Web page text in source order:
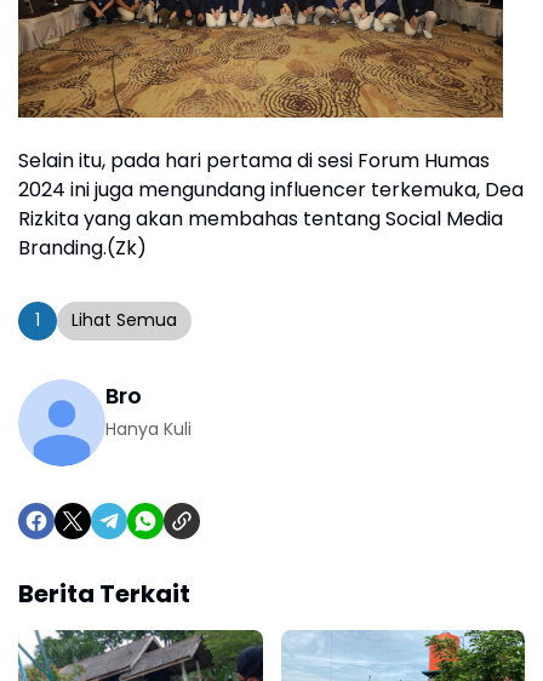
Selain itu, pada hari pertama di sesi Forum Humas
2024 ini juga mengundang influencer terkemuka, Dea
Rizkita yang akan membahas tentang Social Media
Branding.(Zk)
1 Lihat Semua
Bro
Hanya Kuli
Berita Terkait